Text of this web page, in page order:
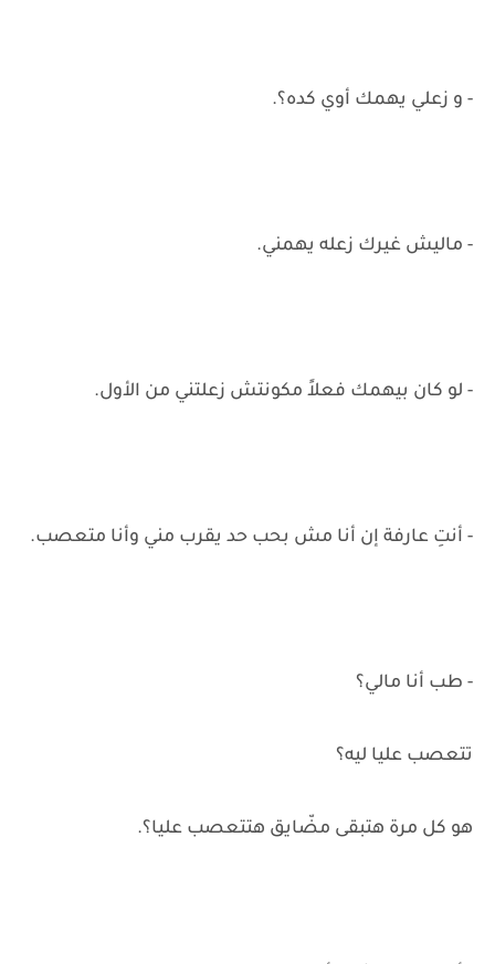
- و زعلي يهمك أوي كده؟.
- ماليش غيرك زعله يهمني.
- لو كان بيهمك فعلاً مكونتش زعلتني من الأول.
- أنتِ عارفة إن أنا مش بحب حد يقرب مني وأنا متعصب.
- طب أنا مالي؟
تتعصب عليا ليه؟
هو كل مرة هتبقى مضّايق هتتعصب عليا؟.